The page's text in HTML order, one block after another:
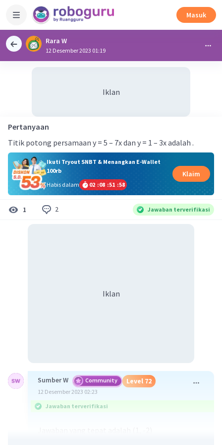
Masuk
Rara W
12 Desember 2023 01:19
Iklan
Pertanyaan
Titik potong persamaan y = 5 – 7x dan y = 1 – 3x adalah .
Ikuti Tryout SNBT & Menangkan E-Wallet
100rb
Habis dalam
02 :08 :51 :58
Klaim
1 2 Jawaban terverifikasi
Iklan
Sumber W Community Level 72
12 Desember 2023 02:23
Jawaban terverifikasi